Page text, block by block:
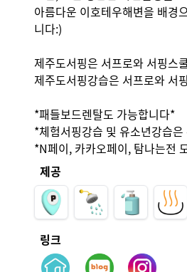
아름다운 이호테우해변을 배경
니다:)
제주도서핑은 서프로와 서핑스
제주도서핑강습은 서프로와 서
*패들보드렌탈도 가능합니다*
*체험서핑강습 및 유소년강습
*N페이, 카카오페이, 탐나는전
제공
링크